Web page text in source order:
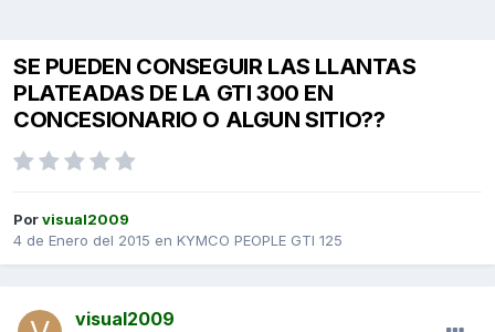
SE PUEDEN CONSEGUIR LAS LLANTAS
PLATEADAS DE LA GTI 300 EN
CONCESIONARIO O ALGUN SITIO??
Porvisual2009
4 de Enero del 2015 en KYMCO PEOPLE GTI 125
visual2009